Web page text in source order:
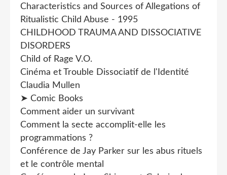
Characteristics and Sources of Allegations of
Ritualistic Child Abuse - 1995
CHILDHOOD TRAUMA AND DISSOCIATIVE
DISORDERS
Child of Rage V.O.
Cinéma et Trouble Dissociatif de l'Identité
Claudia Mullen
➤ Comic Books
Comment aider un survivant
Comment la secte accomplit-elle les
programmations ?
Conférence de Jay Parker sur les abus rituels
et le contrôle mental